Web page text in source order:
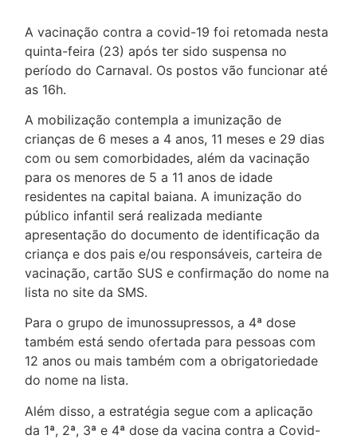
A vacinação contra a covid-19 foi retomada nesta
quinta-feira (23) após ter sido suspensa no
período do Carnaval. Os postos vão funcionar até
as 16h.
A mobilização contempla a imunização de
crianças de 6 meses a 4 anos, 11 meses e 29 dias
com ou sem comorbidades, além da vacinação
para os menores de 5 a 11 anos de idade
residentes na capital baiana. A imunização do
público infantil será realizada mediante
apresentação do documento de identificação da
criança e dos pais e/ou responsáveis, carteira de
vacinação, cartão SUS e confirmação do nome na
lista no site da SMS.
Para o grupo de imunossupressos, a 4ª dose
também está sendo ofertada para pessoas com
12 anos ou mais também com a obrigatoriedade
do nome na lista.
Além disso, a estratégia segue com a aplicação
da 1ª, 2ª, 3ª e 4ª dose da vacina contra a Covid-